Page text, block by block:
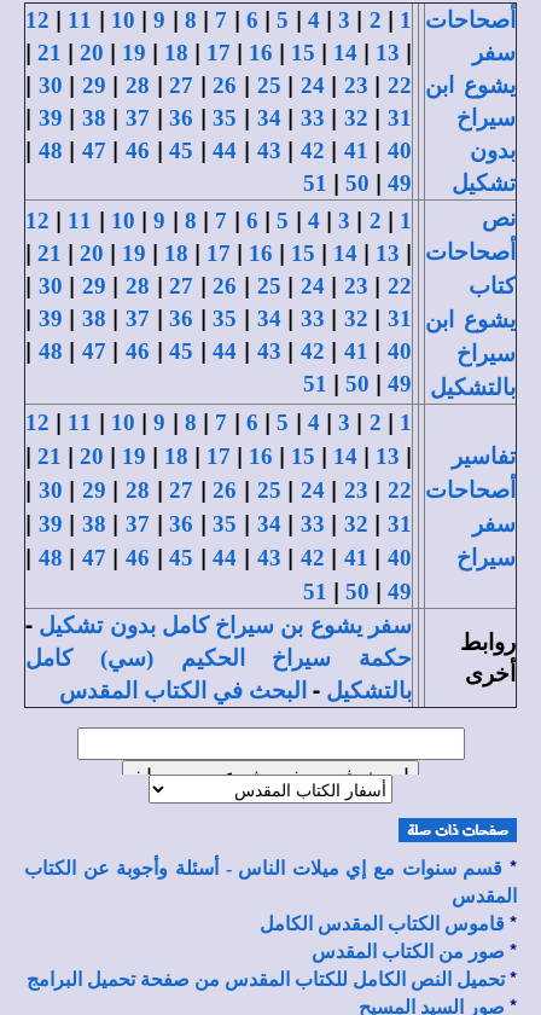
أصحاحات
سفر
يشوع ابن
سيراخ
بدون
تشكيل
1
|
2
|
3
|
4
|
5
|
6
|
7
|
8
|
9
|
10
|
11
|
12
|
13
|
14
|
15
|
16
|
17
|
18
|
19
|
20
|
21
|
22
|
23
|
24
|
25
|
26
|
27
|
28
|
29
|
30
|
31
|
32
|
33
|
34
|
35
|
36
|
37
|
38
|
39
|
40
|
41
|
42
|
43
|
44
|
45
|
46
|
47
|
48
|
49
|
50
|
51
نص
أصحاحات
كتاب
يشوع ابن
سيراخ
بالتشكيل
1
|
2
|
3
|
4
|
5
|
6
|
7
|
8
|
9
|
10
|
11
|
12
|
13
|
14
|
15
|
16
|
17
|
18
|
19
|
20
|
21
|
22
|
23
|
24
|
25
|
26
|
27
|
28
|
29
|
30
|
31
|
32
|
33
|
34
|
35
|
36
|
37
|
38
|
39
|
40
|
41
|
42
|
43
|
44
|
45
|
46
|
47
|
48
|
49
|
50
|
51
تفاسير
أصحاحات
سفر
سيراخ
1
|
2
|
3
|
4
|
5
|
6
|
7
|
8
|
9
|
10
|
11
|
12
|
13
|
14
|
15
|
16
|
17
|
18
|
19
|
20
|
21
|
22
|
23
|
24
|
25
|
26
|
27
|
28
|
29
|
30
|
31
|
32
|
33
|
34
|
35
|
36
|
37
|
38
|
39
|
40
|
41
|
42
|
43
|
44
|
45
|
46
|
47
|
48
|
49
|
50
|
51
روابط
أخرى
سفر يشوع بن سيراخ كامل بدون تشكيل -
حكمة سيراخ الحكيم (سي) كامل
بالتشكيل - البحث في الكتاب المقدس
* قسم سنوات مع إي ميلات الناس - أسئلة وأجوبة عن الكتاب
المقدس
* قاموس الكتاب المقدس الكامل
* صور من الكتاب المقدس
*تحميل النص الكامل للكتاب المقدس من صفحة تحميل البرامج
* صور السيد المسيح